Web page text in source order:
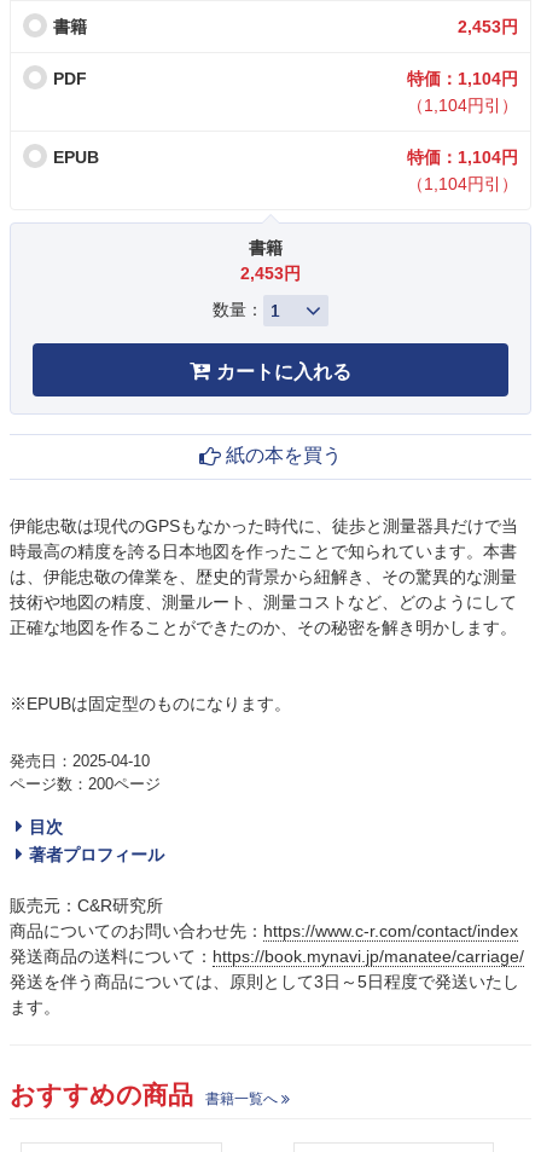
書籍 2,453円
PDF
特価：1,104円
（1,104円引）
EPUB
特価：1,104円
（1,104円引）
書籍
2,453円
数量：
カートに入れる
紙の本を買う
伊能忠敬は現代のGPSもなかった時代に、徒歩と測量器具だけで当
時最高の精度を誇る日本地図を作ったことで知られています。本書
は、伊能忠敬の偉業を、歴史的背景から紐解き、その驚異的な測量
技術や地図の精度、測量ルート、測量コストなど、どのようにして
正確な地図を作ることができたのか、その秘密を解き明かします。
※EPUBは固定型のものになります。
発売日：2025-04-10
ページ数：200ページ
目次
著者プロフィール
販売元：C&R研究所
商品についてのお問い合わせ先： https://www.c-r.com/contact/index
発送商品の送料について： https://book.mynavi.jp/manatee/carriage/
発送を伴う商品については、原則として3日～5日程度で発送いたし
ます。
おすすめの商品 書籍一覧へ